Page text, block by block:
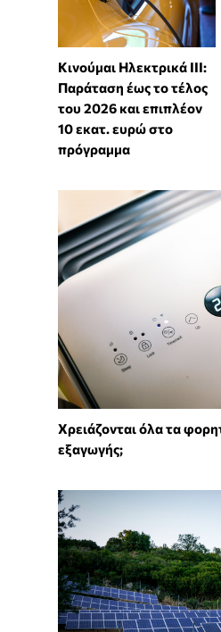
Κινούμαι Ηλεκτρικά ΙΙΙ:
Παράταση έως το τέλος
του 2026 και επιπλέον
10 εκατ. ευρώ στο
πρόγραμμα
Χρειάζονται όλα τα
εξαγωγής;